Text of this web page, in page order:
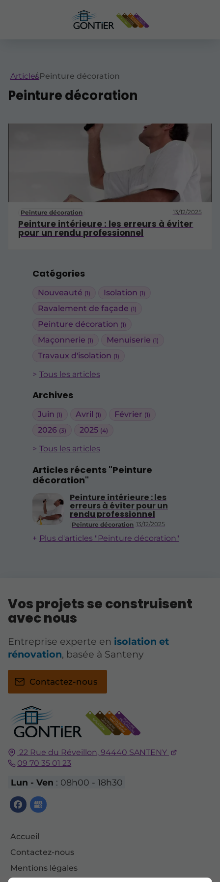
Catégories
Nouveauté (1) Isolation (1)
Ravalement de façade (1)
Peinture décoration (1)
Maçonnerie (1) Menuiserie (1)
Travaux d'isolation (1)
Tous les articles
Archives
Juin (1) Avril (1) Février (1)
2026 (3) 2025 (4)
Tous les articles
Articles récents "Peinture
décoration"
Peinture décoration 13/12/2025
Peinture intérieure : les
erreurs à éviter pour un
rendu professionnel
Plus d'articles "Peinture décoration"
ArticlesPeinture décoration
Peinture décoration
Peinture décoration 13/12/2025
Peinture intérieure : les erreurs à éviter
pour un rendu professionnel
22 Rue du Réveillon, 94440 SANTENY
09 70 35 01 23
Lun - Ven : 08h00 - 18h30
Accueil
Contactez-nous
Mentions légales
Vos projets se construisent
avec nous
Entreprise experte en isolation et
rénovation, basée à Santeny
Contactez-nous